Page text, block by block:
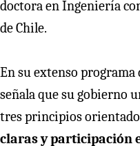
doctora en Ingeniería
de Chile.
En su extenso programa
señala que su gobierno
tres principios
claras y participación